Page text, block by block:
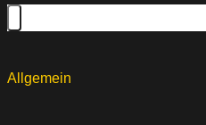
Allgemein